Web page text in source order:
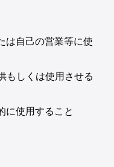
は自己の営業等に使
もしくは使用させる
に使用すること